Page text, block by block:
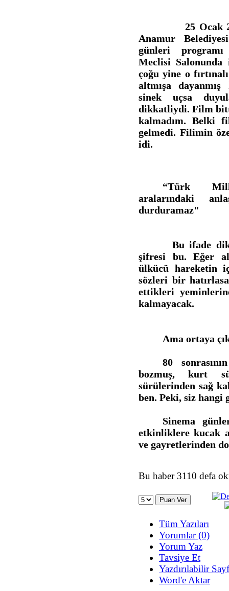
25 Ocak 2013
Anamur
günleri programı
Meclisi
çoğu yine o
altmışa
sinek uçsa
dikkatliydi. Film
kalmadım. Belki
gelmedi. Filimin
idi.
“Türk
aralarındaki
durduramaz"
Bu ifade
şifresi bu. Eğer
ülkücü hareketin
sözleri bir
ettikleri
kalmayacak.
Ama ortaya
80
bozmuş, kurt
sürülerinden sağ
ben. Peki, siz hangi
Sinema
etkinliklere kucak
ve gayretlerinden
Bu haber 3110 defa
Tüm Yazıları
Yorumlar (0)
Yorum Yaz
Tavsiye Et
Yazdırılabilir
Word'e Aktar